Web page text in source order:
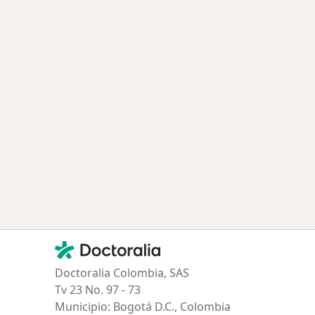
Contacto
Doctoralia - Página de inicio
Doctoralia Colombia, SAS
Tv 23 No. 97 - 73
Municipio: Bogotá D.C., Colombia